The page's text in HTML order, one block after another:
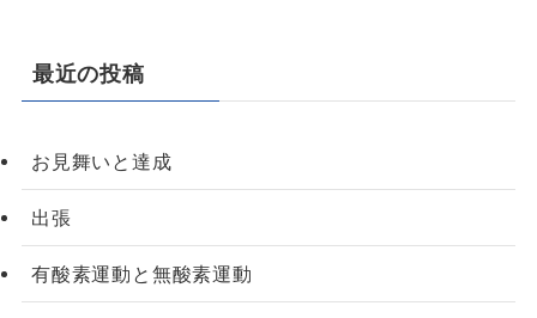
最近の投稿
お見舞いと達成
出張
有酸素運動と無酸素運動